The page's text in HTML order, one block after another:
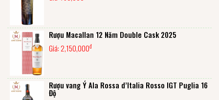
Rượu Macallan 12 Năm Double Cask 2025
Giá: 2,150,000đ
Rượu vang Ý Ala Rossa d’Italia Rosso IGT Puglia 16
Độ